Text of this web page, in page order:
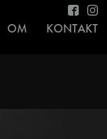
OM KONTAKT